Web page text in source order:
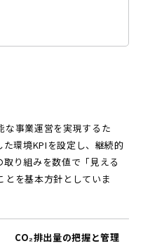
な事業運営を実現するた
環境KPIを設定し、継続的
り組みを数値で「見える
とを基本方針としていま
CO₂排出量の把握と管理